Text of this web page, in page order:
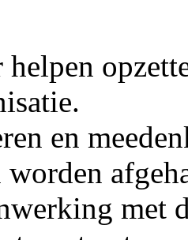
helpen
en
worden
met